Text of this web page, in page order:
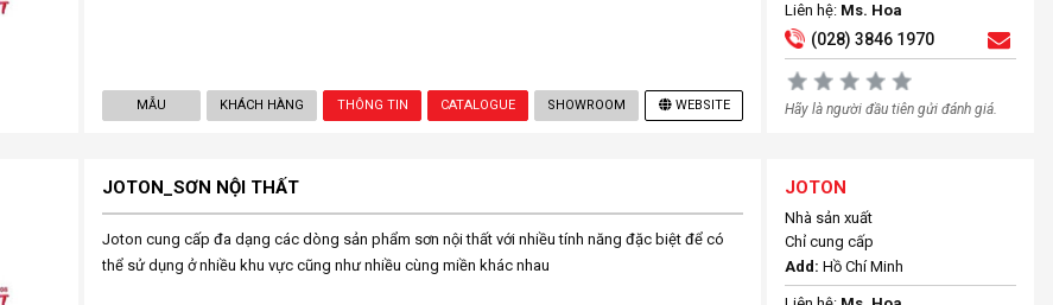
MẪU KHÁCH HÀNG THÔNG TIN CATALOGUE SHOWROOM WEBSITE
Liên hệ: Ms. Hoa
(028) 3846 1970
Hãy là người đầu tiên gửi đánh giá.
JOTON_SƠN NỘI THẤT
Joton cung cấp đa dạng các dòng sản phẩm sơn nội thất với nhiều tính năng đặc biệt để có
thể sử dụng ở nhiều khu vực cũng như nhiều cùng miền khác nhau
JOTON
Nhà sản xuất
Chỉ cung cấp
Add: Hồ Chí Minh